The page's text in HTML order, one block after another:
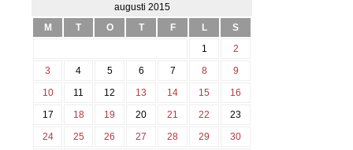
augusti 2015
M
T O T F L
S
1
2
3
4 5 6 7 8
9
10
11 12 13 14 15
16
17
18 19 20 21 22
23
24
25 26 27 28 29
30